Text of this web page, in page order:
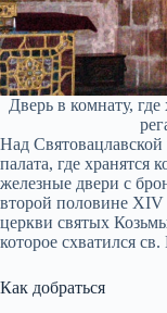
Дверь в комнату,
Над
палата, где хранятся
железные двери с
второй половине XIV
церкви святых
которое схватился
Как добраться